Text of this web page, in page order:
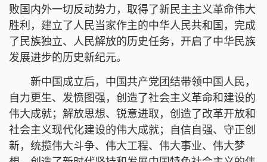
败国内外一切反动势力，取得了新民主主义革命伟大
胜利，建立了人民当家作主的中华人民共和国，完成
了民族独立、人民解放的历史任务，开启了中华民族
发展进步的历史新纪元。
新中国成立后，中国共产党团结带领中国人民，
自力更生、发愤图强，创造了社会主义革命和建设的
伟大成就；解放思想、锐意进取，创造了改革开放和
社会主义现代化建设的伟大成就；自信自强、守正创
新，统揽伟大斗争、伟大工程、伟大事业、伟大梦